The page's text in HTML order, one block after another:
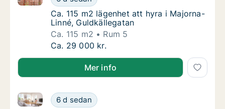
Ca. 115 m2 lägenhet att hyra i Majorna-
Ca. 115 m2 lägenhet att hyra i Majorna-
Linné, Guldkällegatan
Ca. 115 m2
Rum 5
Ca. 115 m2 lägenhet att hyra i Majorna-
Ca. 29 000 kr.
Mer info
Ca. 120 m2 lägenhet att hyra i Göteborg
6 d sedan
Ca. 120 m2 lägenhet att hyra i Göteborg Östra,